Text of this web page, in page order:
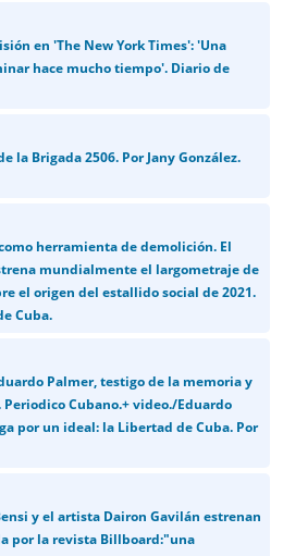
en 'The New York Times': 'Una
hace mucho tiempo'. Diario de
la Brigada 2506. Por Jany González.
herramienta de demolición. El
mundialmente el largometraje de
el origen del estallido social de 2021.
Cuba.
Palmer, testigo de la memoria y
Cubano.+ video./Eduardo
por un ideal: la Libertad de Cuba. Por
y el artista Dairon Gavilán estrenan
por la revista Billboard:"una